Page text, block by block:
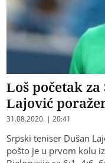
Loš početak
Lajović
31.08.2020. | 20:41
Srpski teniser Dušan
pošto je u prvom kolu